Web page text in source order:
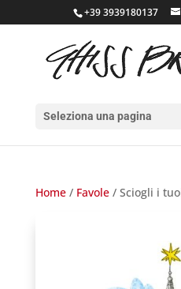
+39 3939180137
Seleziona una pagina
Home/ Favole/ Sciogli i